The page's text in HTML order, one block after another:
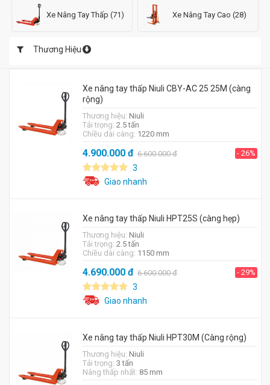
Xe Nâng Tay Thấp (71) Xe Nâng Tay Cao (28)
Thương Hiệu
Xe nâng tay thấp Niuli CBY-AC 25 25M (càng
rộng)
Thương hiệu: Niuli
Tải trọng: 2.5 tấn
Chiều dài càng: 1220 mm
4.900.000đ 6.600.000đ - 26%
3
Giao nhanh
Xe nâng tay thấp Niuli HPT25S (càng hẹp)
Thương hiệu: Niuli
Tải trọng: 2.5 tấn
Chiều dài càng: 1150 mm
4.690.000đ 6.600.000đ - 29%
3
Giao nhanh
Xe nâng tay thấp Niuli HPT30M (Càng rộng)
Thương hiệu: Niuli
Tải trọng: 3 tấn
Nâng thấp nhất: 85 mm